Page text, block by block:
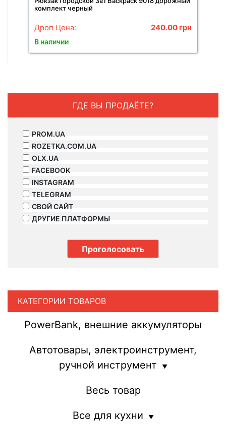
комплект черный
Дроп Цена: 240.00 грн
В наличии
ГДЕ ВЫ ПРОДАЁТЕ?
PROM.UA
ROZETKA.COM.UA
OLX.UA
FACEBOOK
INSTAGRAM
TELEGRAM
СВОЙ САЙТ
ДРУГИЕ ПЛАТФОРМЫ
КАТЕГОРИИ ТОВАРОВ
PowerBank, внешние аккумуляторы
Автотовары, электроинструмент,
ручной инструмент
Весь товар
Все для кухни